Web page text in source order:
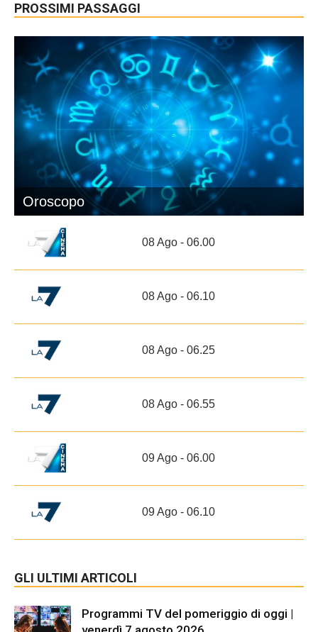
PROSSIMI PASSAGGI
Oroscopo
08 Ago - 06.00
08 Ago - 06.10
08 Ago - 06.25
08 Ago - 06.55
09 Ago - 06.00
09 Ago - 06.10
GLI ULTIMI ARTICOLI
Programmi TV del pomeriggio di oggi |